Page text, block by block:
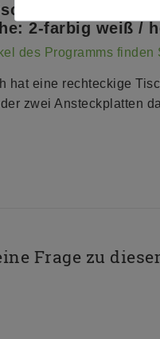
Fjord
2-farbig weiß /
des Programms finden
hat eine rechteckige
zwei Ansteckplatten
Frage zu